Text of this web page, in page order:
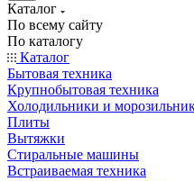
Каталог
По всему сайту
По каталогу
Каталог
Бытовая техника
Крупнобытовая техника
Холодильники и
Плиты
Вытяжки
Стиральные машины
Встраиваемая техника